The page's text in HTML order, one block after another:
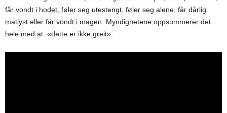
får vondt i hodet, føler seg utestengt, føler seg alene, får dårlig
matlyst eller får vondt i magen. Myndighetene oppsummerer det
hele med at: «dette er ikke greit».